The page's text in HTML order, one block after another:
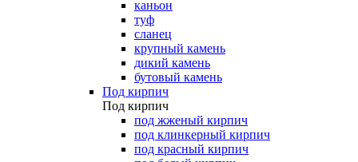
каньон
туф
сланец
крупный камень
дикий камень
бутовый камень
Под кирпич
Под кирпич
под жженый кирпич
под клинкерный кирпич
под красный кирпич